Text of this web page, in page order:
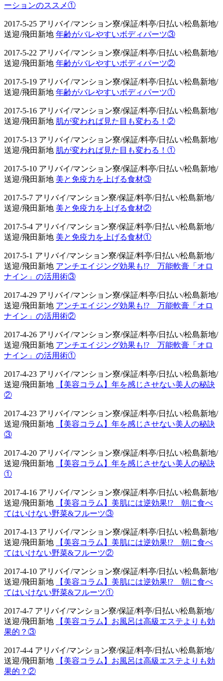
ーションのススメ①
2017-5-25 アリバイ/マンション寮/保証/料亭/日払い/松島新地/
送迎/飛田新地 年齢がバレやすいボディパーツ③
2017-5-22 アリバイ/マンション寮/保証/料亭/日払い/松島新地/
送迎/飛田新地 年齢がバレやすいボディパーツ②
2017-5-19 アリバイ/マンション寮/保証/料亭/日払い/松島新地/
送迎/飛田新地 年齢がバレやすいボディパーツ①
2017-5-16 アリバイ/マンション寮/保証/料亭/日払い/松島新地/
送迎/飛田新地 肌が変われば見た目も変わる！②
2017-5-13 アリバイ/マンション寮/保証/料亭/日払い/松島新地/
送迎/飛田新地 肌が変われば見た目も変わる！①
2017-5-10 アリバイ/マンション寮/保証/料亭/日払い/松島新地/
送迎/飛田新地 美と免疫力を上げる食材③
2017-5-7 アリバイ/マンション寮/保証/料亭/日払い/松島新地/
送迎/飛田新地 美と免疫力を上げる食材②
2017-5-4 アリバイ/マンション寮/保証/料亭/日払い/松島新地/
送迎/飛田新地 美と免疫力を上げる食材①
2017-5-1 アリバイ/マンション寮/保証/料亭/日払い/松島新地/
送迎/飛田新地 アンチエイジング効果も!? 万能軟膏「オロ
ナイン」の活用術③
2017-4-29 アリバイ/マンション寮/保証/料亭/日払い/松島新地/
送迎/飛田新地 アンチエイジング効果も!? 万能軟膏「オロ
ナイン」の活用術②
2017-4-26 アリバイ/マンション寮/保証/料亭/日払い/松島新地/
送迎/飛田新地 アンチエイジング効果も!? 万能軟膏「オロ
ナイン」の活用術①
2017-4-23 アリバイ/マンション寮/保証/料亭/日払い/松島新地/
送迎/飛田新地
【美容コラム】年を感じさせない美人の秘訣
②
2017-4-23 アリバイ/マンション寮/保証/料亭/日払い/松島新地/
送迎/飛田新地
【美容コラム】年を感じさせない美人の秘訣
③
2017-4-20 アリバイ/マンション寮/保証/料亭/日払い/松島新地/
送迎/飛田新地
【美容コラム】年を感じさせない美人の秘訣
①
2017-4-16 アリバイ/マンション寮/保証/料亭/日払い/松島新地/
送迎/飛田新地
【美容コラム】美肌には逆効果!? 朝に食べ
てはいけない野菜&フルーツ③
2017-4-13 アリバイ/マンション寮/保証/料亭/日払い/松島新地/
送迎/飛田新地
【美容コラム】美肌には逆効果!? 朝に食べ
てはいけない野菜&フルーツ②
2017-4-10 アリバイ/マンション寮/保証/料亭/日払い/松島新地/
送迎/飛田新地
【美容コラム】美肌には逆効果!? 朝に食べ
てはいけない野菜&フルーツ①
2017-4-7 アリバイ/マンション寮/保証/料亭/日払い/松島新地/
送迎/飛田新地
【美容コラム】お風呂は高級エステよりも効
果的？③
2017-4-4 アリバイ/マンション寮/保証/料亭/日払い/松島新地/
送迎/飛田新地
【美容コラム】お風呂は高級エステよりも効
果的？②